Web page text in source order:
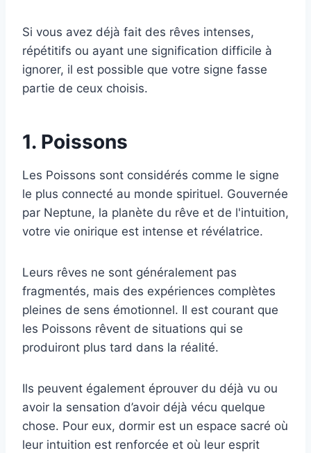
Si vous avez déjà fait des rêves intenses,
répétitifs ou ayant une signification difficile à
ignorer, il est possible que votre signe fasse
partie de ceux choisis.
1. Poissons
Les Poissons sont considérés comme le signe
le plus connecté au monde spirituel. Gouvernée
par Neptune, la planète du rêve et de l'intuition,
votre vie onirique est intense et révélatrice.
Leurs rêves ne sont généralement pas
fragmentés, mais des expériences complètes
pleines de sens émotionnel. Il est courant que
les Poissons rêvent de situations qui se
produiront plus tard dans la réalité.
Ils peuvent également éprouver du déjà vu ou
avoir la sensation d’avoir déjà vécu quelque
chose. Pour eux, dormir est un espace sacré où
leur intuition est renforcée et où leur esprit